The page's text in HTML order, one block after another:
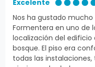
Excelente
Nos ha gustado
Formentera en uno de
localización del
bosque. El piso era
todas las